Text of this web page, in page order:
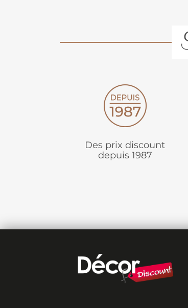
Des prix discount
depuis 1987